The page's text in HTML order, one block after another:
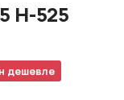
дешевле
H-525